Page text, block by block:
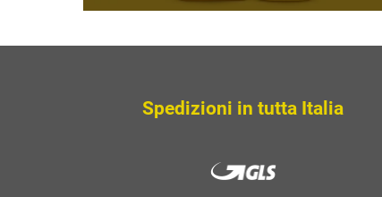
Spedizioni in tutta Italia